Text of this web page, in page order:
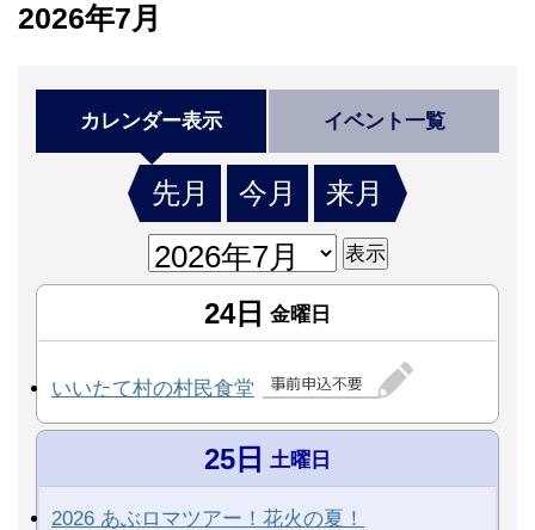
2026年7月
カレンダー表示 イベント一覧
先月 今月 来月
24日 金曜日
いいたて村の村民食堂
25日 土曜日
2026 あぶロマツアー！花火の夏！